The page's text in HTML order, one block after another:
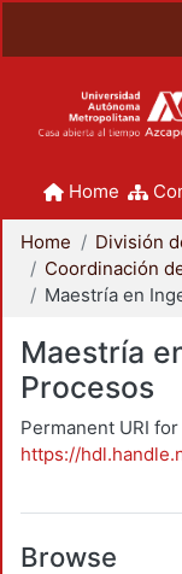
Home
Home
Maestría
Procesos
Permanent URI
https://
Browse